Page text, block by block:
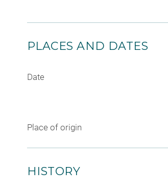
PLACES AND DATES
Date
Place of origin
HISTORY